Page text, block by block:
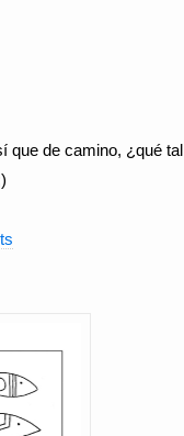
que de camino, ¿qué tal